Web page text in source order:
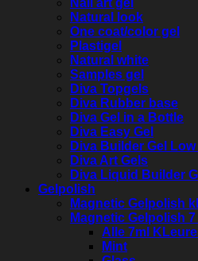
Nail art gel
Natural look
One coat/color gel
Plastigel
Natural white
Samples gel
Diva Topgels
Diva Rubber base
Diva Gel in a Bottle
Diva Easy Gel
Diva Builder Gel Low
Diva Art Gels
Diva Liquid Builder
Gelpolish
Magnetic Gelpolish
Magnetic Gelpolish 7
Alle 7ml
Mint